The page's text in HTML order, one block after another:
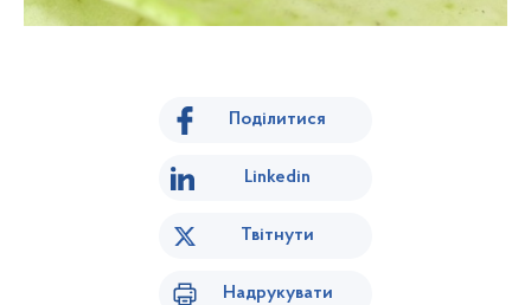
Поділитися
Linkedin
Твітнути
Надрукувати